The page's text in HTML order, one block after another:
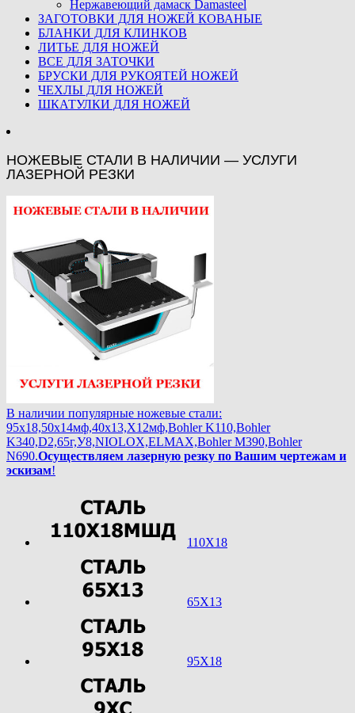
Нержавеющий дамаск Damasteel
ЗАГОТОВКИ ДЛЯ НОЖЕЙ КОВАНЫЕ
БЛАНКИ ДЛЯ КЛИНКОВ
ЛИТЬЕ ДЛЯ НОЖЕЙ
ВСЕ ДЛЯ ЗАТОЧКИ
БРУСКИ ДЛЯ РУКОЯТЕЙ НОЖЕЙ
ЧЕХЛЫ ДЛЯ НОЖЕЙ
ШКАТУЛКИ ДЛЯ НОЖЕЙ
НОЖЕВЫЕ СТАЛИ В НАЛИЧИИ — УСЛУГИ
ЛАЗЕРНОЙ РЕЗКИ
В наличии популярные ножевые стали:
95х18,50х14мф,40х13,Х12мф,Bohler K110,Bohler
K340,D2,65г,У8,NIOLOX,ELMAX,Bohler М390,Bohler
N690.Осуществляем лазерную резку по Вашим чертежам и
эскизам!
110Х18
65Х13
95Х18